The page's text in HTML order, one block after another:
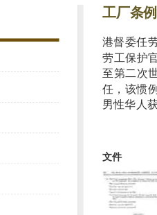
工厂条
港督委任
劳工保护
至第二次
任，该惯
男性华人
文件